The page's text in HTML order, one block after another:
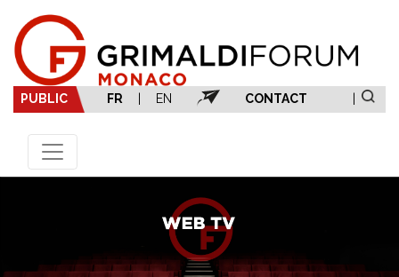
PUBLIC FR EN CONTACT